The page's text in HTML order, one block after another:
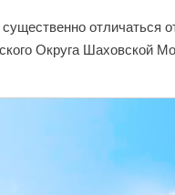
отличаться
Округа Шаховской